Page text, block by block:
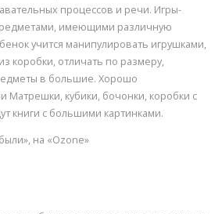
процессов и речи. Игры-
имеющими различную
учится манипулировать игрушками,
коробки, отличать по размеру,
в большие. Хорошо
Матрешки, кубики, бочонки, коробки с
книги с большими картинками.
на «Ozone»